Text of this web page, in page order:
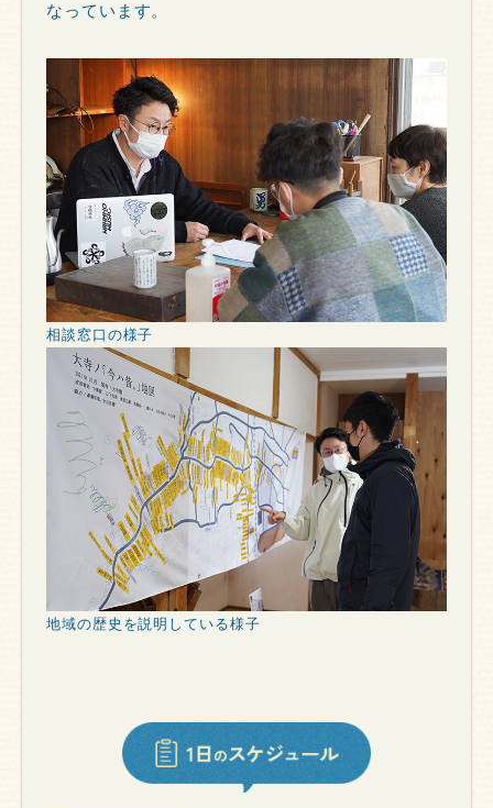
なっています。
相談窓口の様子
地域の歴史を説明している様子